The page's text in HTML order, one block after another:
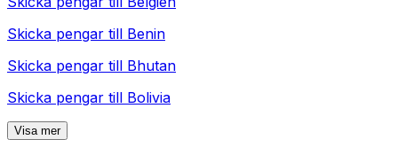
Skicka pengar till Benin
Skicka pengar till Bhutan
Skicka pengar till Bolivia
Visa mer